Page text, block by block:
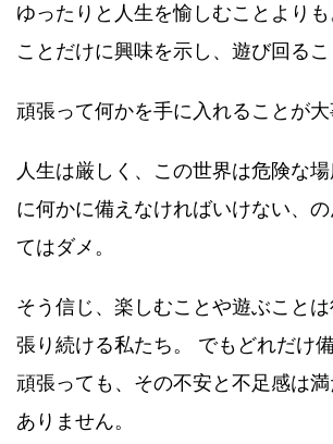
ゆったりと人生を愉しむことより
ことだけに興味を示し、遊び回る
頑張って何かを手に入れることが大
人生は厳しく、この世界は危険な
に何かに備えなければいけない、
てはダメ。
そう信じ、楽しむことや遊ぶこと
張り続ける私たち。 でもどれだけ
頑張っても、その不安と不足感は
ありません。